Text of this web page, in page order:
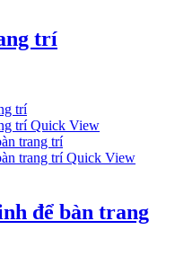
trí
Quick View
Quick View
để bàn trang